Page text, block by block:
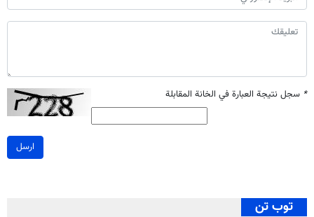
* سجل نتيجة العبارة في الخانة المقابلة
ارسل
توب تن